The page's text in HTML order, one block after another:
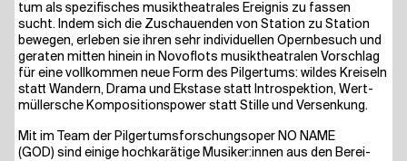
tum als spe­zi­fi­sches musik­thea­tra­les Ereig­nis zu fas­sen
sucht. Indem sich die Zuschau­en­den von Sta­ti­on zu Sta­ti­on
bewe­gen, erle­ben sie ihren sehr indi­vi­du­el­len Opern­be­such und
gera­ten mit­ten hin­ein in Novo­flots musik­thea­tra­len Vor­schlag
für eine voll­kom­men neue Form des Pil­ger­tums: wil­des Krei­seln
statt Wan­dern, Dra­ma und Eksta­se statt Intro­spek­ti­on, Wert­
mül­lersche Kom­po­si­ti­ons­power statt Stil­le und Versenkung.
Mit im Team der Pil­ger­tums­for­schungs­oper NO NAME
(GOD) sind eini­ge hoch­ka­rä­ti­ge Musiker:innen aus den Berei­